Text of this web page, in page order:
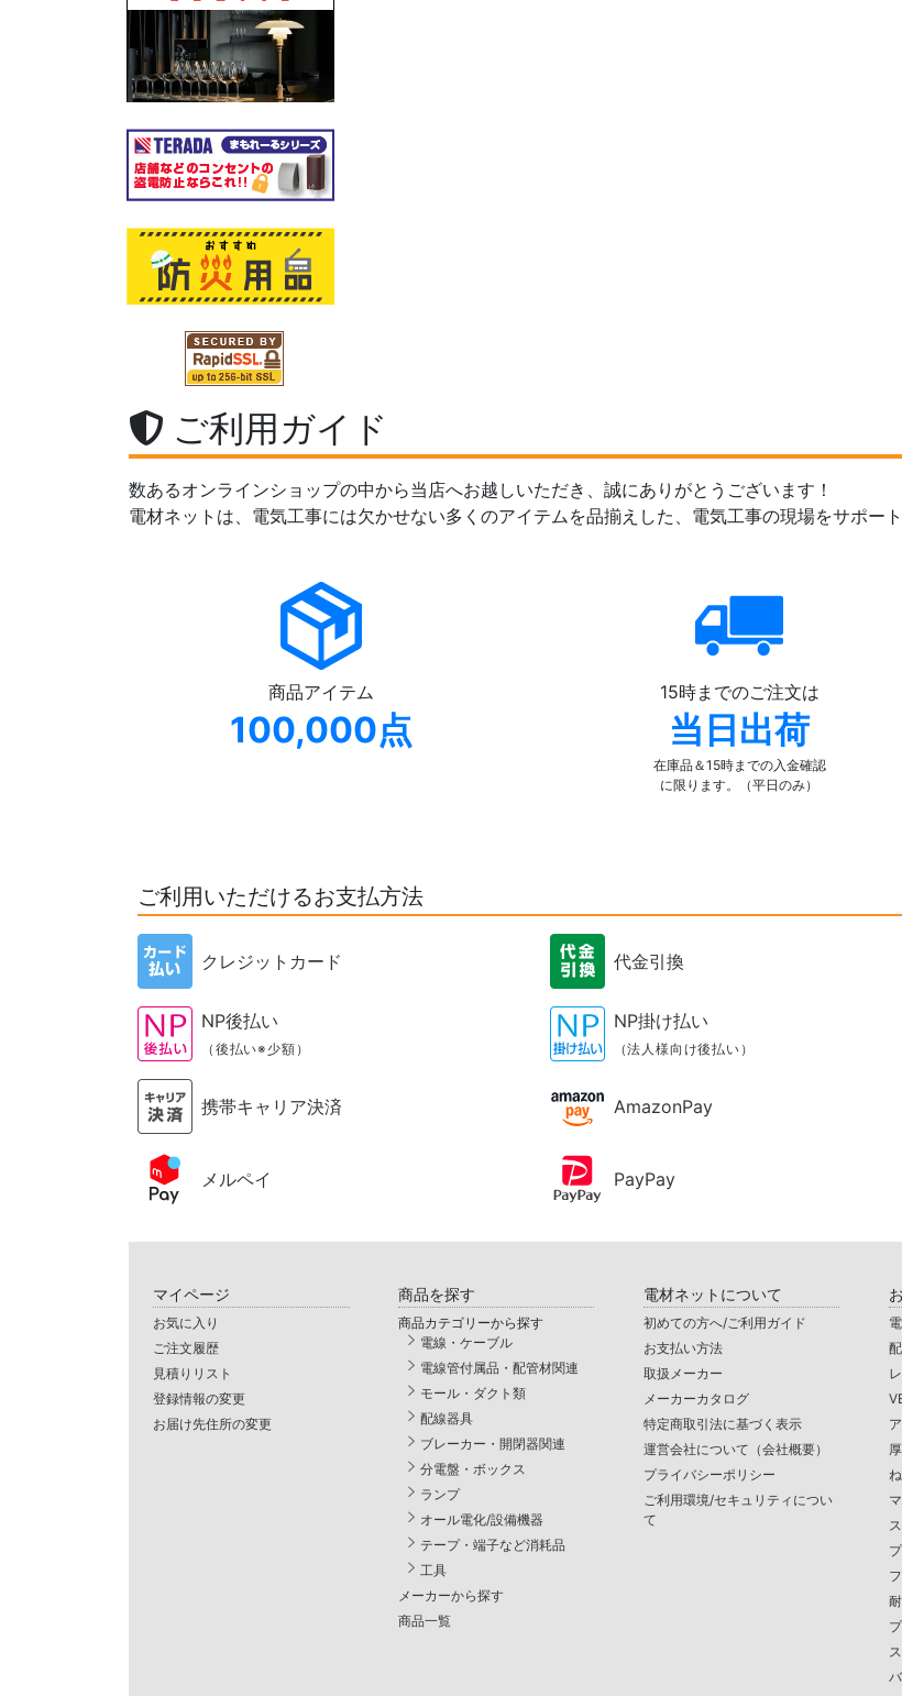
ご利用ガイド
数あるオンラインショップの中から当店へお越しいただき、誠にありがとうございます！
電材ネットは、電気工事には欠かせない多くのアイテムを品揃えした、電気工事の現場をサポー
商品アイテム
100,000点
15時までのご注文は
当日出荷
在庫品＆15時までの入金確認
に限ります。（平日のみ）
ご利用いただけるお支払方法
クレジットカード 代金引換
NP後払い
（後払い※少額）
NP掛け払い
（法人様向け後払い）
携帯キャリア決済 AmazonPay
メルペイ PayPay
マイページ
お気に入り
ご注文履歴
見積りリスト
登録情報の変更
お届け先住所の変更
商品を探す
商品カテゴリーから探す
電線・ケーブル
電線管付属品・配管材関連
モール・ダクト類
配線器具
ブレーカー・開閉器関連
分電盤・ボックス
ランプ
オール電化/設備機器
テープ・端子など消耗品
工具
メーカーから探す
商品一覧
電材ネットについて
初めての方へ/ご利用ガイド
お支払い方法
取扱メーカー
メーカーカタログ
特定商取引法に基づく表示
運営会社について（会社概要）
プライバシーポリシー
ご利用環境/セキュリティについ
て